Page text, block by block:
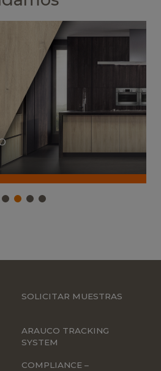
SOLICITAR MUESTRAS
ARAUCO TRACKING
SYSTEM
COMPLIANCE –